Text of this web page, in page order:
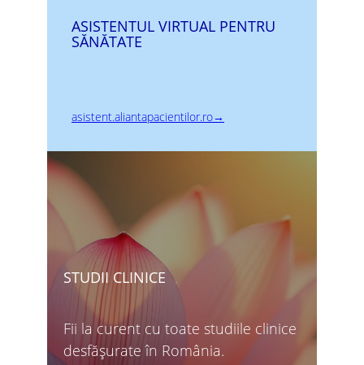
ASISTENTUL VIRTUAL PENTRU
SĂNĂTATE
asistent.aliantapacientilor.ro→
STUDII CLINICE
Fii la curent cu toate studiile clinice
desfășurate în România.